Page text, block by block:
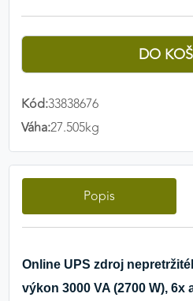
Kód:33838676
Váha:27.505kg
Popis
Online UPS zdroj
výkon 3000 VA (2700 W), 6x
ANALYTICKÉ
Analytické cookies nám
a zdroje návštev našich
získané pomocou týchto
anonymne a súhrnne,
webu. Vďaka týmto
výkon a funkčnosť našich
Poskytovateľ: